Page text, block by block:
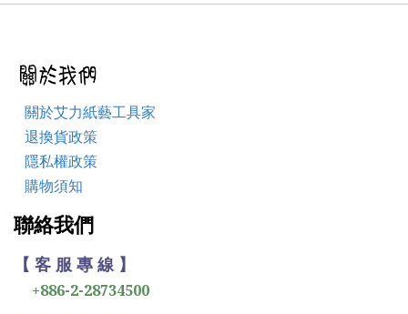
關於艾力紙藝工具家
退換貨政策
隱私權政策
購物須知
聯絡我們
【 客 服 專 線 】
+886-2-28734500